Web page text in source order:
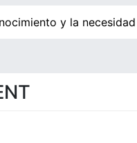
y la